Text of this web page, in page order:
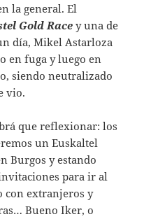
la general. El
Gold Race y una de
día, Mikel Astarloza
en fuga y luego en
siendo neutralizado
vio.
que reflexionar: los
un Euskaltel
Burgos y estando
para ir al
con extranjeros y
Bueno Iker, o